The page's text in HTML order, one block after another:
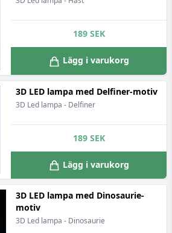
189 SEK
Lägg i varukorg
3D LED lampa med Delfiner-motiv
3D Led lampa - Delfiner
189 SEK
Lägg i varukorg
3D LED lampa med Dinosaurie-
motiv
3D Led lampa - Dinosaurie